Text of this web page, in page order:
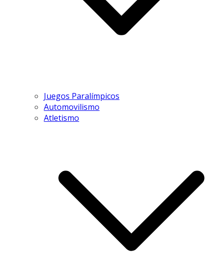
Juegos Paralímpicos
Automovilismo
Atletismo